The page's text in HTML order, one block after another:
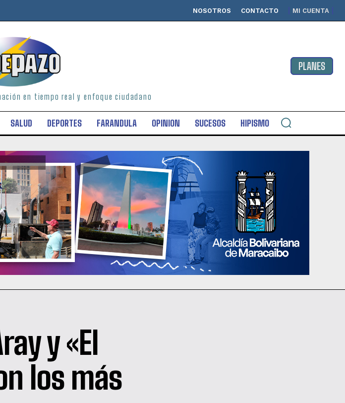
NOSOTROS CONTACTO MI CUENTA
en tiempo real y enfoque ciudadano
PLANES
SALUD DEPORTES FARANDULA OPINION SUCESOS HIPISMO
y «El
los más